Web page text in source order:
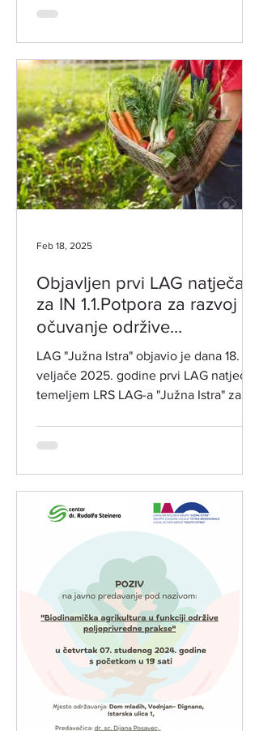
Objavljen prvi LAG natječaj
za IN 1.1.Potpora za razvoj i
očuvanje održive
poljoprivredne proizvodnje i
djelatnosti
LAG "Južna Istra" objavio je dana 18.
veljače 2025. godine prvi LAG natječaj
temeljem LRS LAG-a "Južna Istra" za
Feb 18, 2025